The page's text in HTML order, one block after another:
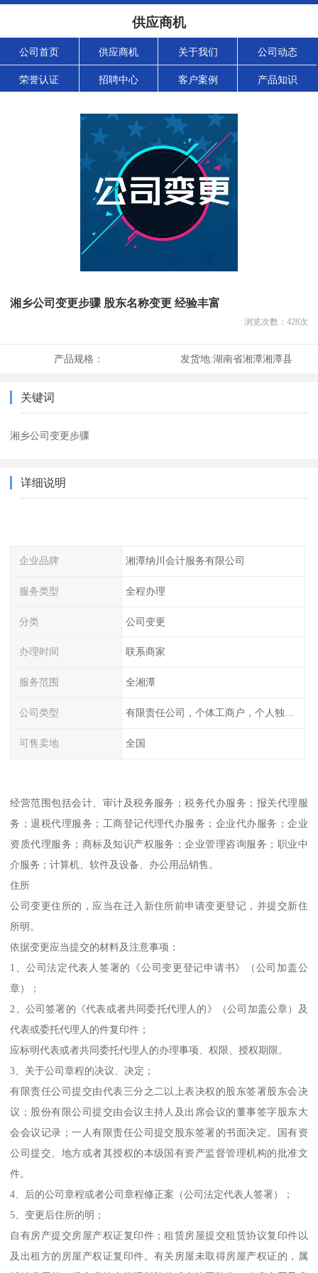
供应商机
公司首页 供应商机 关于我们 公司动态
荣誉认证 招聘中心 客户案例 产品知识
湘乡公司变更步骤 股东名称变更 经验丰富
浏览次数： 428次
产品规格： 发货地:湖南省湘潭湘潭县
关键词
湘乡公司变更步骤
详细说明
企业品牌 湘潭纳川会计服务有限公司
服务类型 全程办理
分类 公司变更
办理时间 联系商家
服务范围 全湘潭
公司类型
可售卖地 全国
经营范围包括会计、审计及税务服务；税务代办服务；报关代理服
务；退税代理服务；工商登记代理代办服务；企业代办服务；企业
资质代理服务；商标及知识产权服务；企业管理咨询服务；职业中
介服务；计算机、软件及设备、办公用品销售。
住所
公司变更住所的，应当在迁入新住所前申请变更登记，并提交新住
所明。
依据变更应当提交的材料及注意事项：
1、公司法定代表人签署的《公司变更登记申请书》（公司加盖公
章）；
2、公司签署的《代表或者共同委托代理人的》（公司加盖公章）及
代表或委托代理人的件复印件；
应标明代表或者共同委托代理人的办理事项、权限、授权期限。
3、关于公司章程的决议、决定；
有限责任公司提交由代表三分之二以上表决权的股东签署股东会决
议；股份有限公司提交由会议主持人及出席会议的董事签字股东大
会会议记录；一人有限责任公司提交股东签署的书面决定。国有资
公司提交、地方或者其授权的本级国有资产监督管理机构的批准文
件。
4、后的公司章程或者公司章程修正案（公司法定代表人签署）；
5、变更后住所的明；
自有房产提交房屋产权证复印件；租赁房屋提交租赁协议复印件以
及出租方的房屋产权证复印件。有关房屋未取得房屋产权证的，属